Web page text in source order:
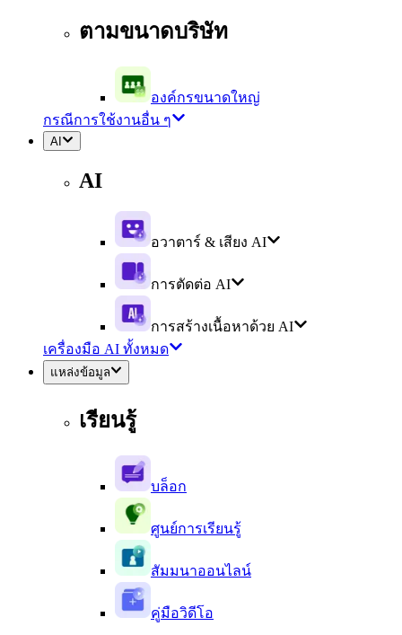
ตามขนาดบริษัท
องค์กรขนาดใหญ่
กรณีการใช้งานอื่น ๆ
AI
AI
อวาตาร์ & เสียง AI
การตัดต่อ AI
การสร้างเนื้อหาด้วย AI
เครื่องมือ AI ทั้งหมด
แหล่งข้อมูล
เรียนรู้
บล็อก
ศูนย์การเรียนรู้
สัมมนาออนไลน์
คู่มือวิดีโอ